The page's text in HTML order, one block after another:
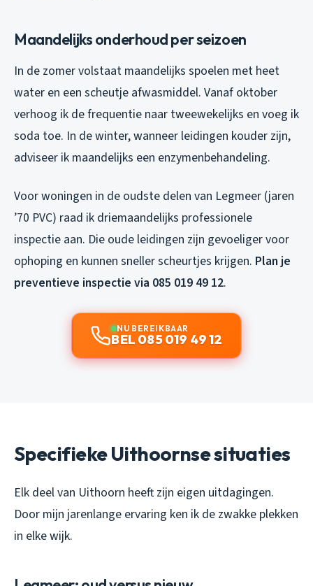
Maandelijks onderhoud per seizoen
In de zomer volstaat maandelijks spoelen met heet
water en een scheutje afwasmiddel. Vanaf oktober
verhoog ik de frequentie naar tweewekelijks en voeg ik
soda toe. In de winter, wanneer leidingen kouder zijn,
adviseer ik maandelijks een enzymenbehandeling.
Voor woningen in de oudste delen van Legmeer (jaren
’70 PVC) raad ik driemaandelijks professionele
inspectie aan. Die oude leidingen zijn gevoeliger voor
ophoping en kunnen sneller scheurtjes krijgen. Plan je
preventieve inspectie via 085 019 49 12.
NU BEREIKBAAR
BEL 085 019 49 12
Specifieke Uithoornse situaties
Elk deel van Uithoorn heeft zijn eigen uitdagingen.
Door mijn jarenlange ervaring ken ik de zwakke plekken
in elke wijk.